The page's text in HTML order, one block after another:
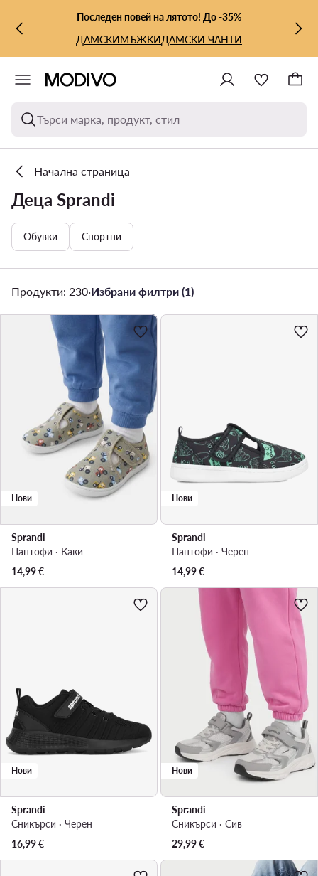
КЪМ ОСНОВНОТО СЪДЪРЖАНИЕ
КЪМ ТЪРСЕНЕПоследен повей на лятото! До -35%
ДАМСКИМЪЖКИДАМСКИ ЧАНТИ
Търси марка, продукт, стил
Начална страница
Деца Sprandi
Обувки Спортни
Продукти: 230·Избрани филтри (1)
Нови
Sprandi
Пантофи · Каки
14,99€
Нови
Sprandi
Пантофи · Черен
14,99€
Нови
Sprandi
Сникърси · Черен
16,99€
Нови
Sprandi
Сникърси · Сив
29,99€